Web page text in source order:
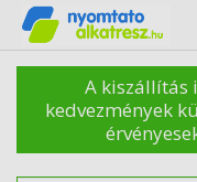
A kiszállítás
kedvezmények